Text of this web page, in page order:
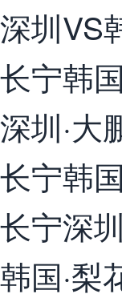
深圳VS
长宁韩
深圳·大
长宁韩
长宁深
韩国·梨